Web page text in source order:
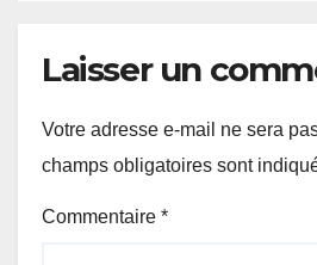
Laisser un
Votre adresse e-mail ne sera
champs obligatoires sont
Commentaire *